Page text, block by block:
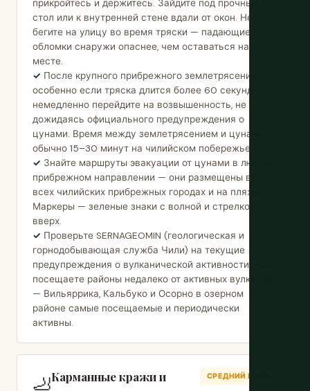
прикройтесь и держитесь. Зайдите под прочный
стол или к внутренней стене вдали от окон. Не
бегите на улицу во время тряски — падающие
обломки снаружи опаснее, чем оставаться на
месте.
После крупного прибрежного землетрясения —
особенно если тряска длится более 60 секунд —
немедленно перейдите на возвышенность, не
дожидаясь официального предупреждения о
цунами. Время между землетрясением и цунами
обычно 15–30 минут на чилийском побережье.
Знайте маршруты эвакуации от цунами в любом
прибрежном направлении — они размещены во
всех чилийских прибрежных городах и на пляжах.
Маркеры — зеленые знаки с волной и стрелкой
вверх.
Проверьте SERNAGEOMIN (геологическая и
горнодобывающая служба Чили) на текущие
предупреждения о вулканической активности, если
посещаете районы недалеко от активных вулканов
— Вильяррика, Кальбуко и Осорно в озерном
районе самые посещаемые и периодически
активны.
🦶Карманные кражи и
СРЕДНИЙ РИСК